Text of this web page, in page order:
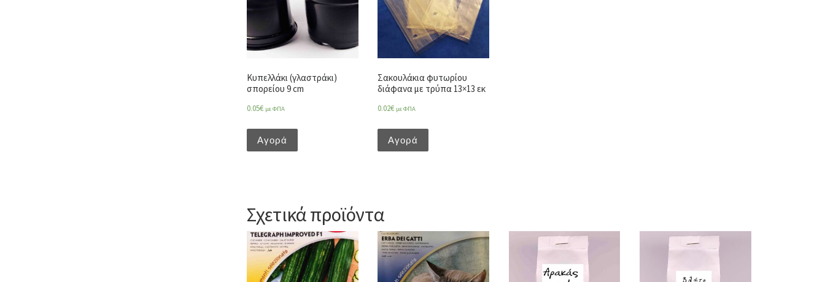
Κυπελλάκι (γλαστράκι)
σπορείου 9 cm
0.05€ με ΦΠΑ
Αγορά
Σακουλάκια φυτωρίου
διάφανα με τρύπα 13×13 εκ
0.02€ με ΦΠΑ
Αγορά
Σχετικά προϊόντα